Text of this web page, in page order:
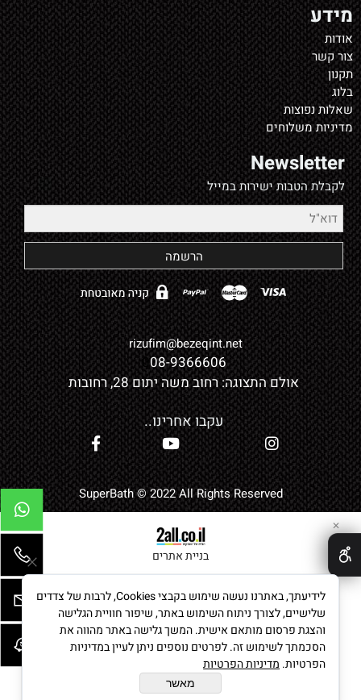
מידע
אודות
צור קשר
תקנון
בלוג
שאלות נפוצות
מדיניות משלוחים
Newsletter
לקבלת הטבות ישירות במייל
rizufim@bezeqint.net
008-9366606
אולם התצוגה: רחוב משה יתום 28, רחובות
עקבו אחרינו..
SuperBath © 2022 All Rights Reserved
בניית אתרים
✕
לידיעתך, באתרנו נעשה שימוש בקבצי Cookies, לרבות של צדדים
שלישיים, לצורך ניתוח השימוש באתר, שיפור חוויית הגלישה
והצגת פרסום מותאם אישית. המשך גלישה באתר מהווה את
הסכמתך לשימוש זה. לפרטים נוספים ניתן לעיין במדיניות
הפרטיות. מדיניות הפרטיות
מאשר